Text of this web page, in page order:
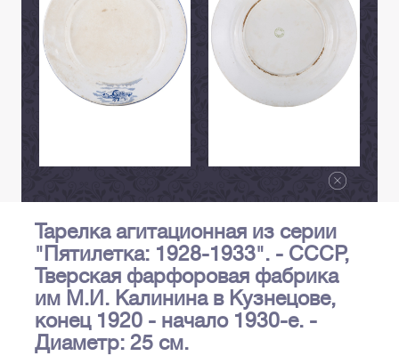
Тарелка агитационная из серии
"Пятилетка: 1928-1933". - СССР,
Тверская фарфоровая фабрика
им М.И. Калинина в Кузнецове,
конец 1920 - начало 1930-е. -
Диаметр: 25 см.